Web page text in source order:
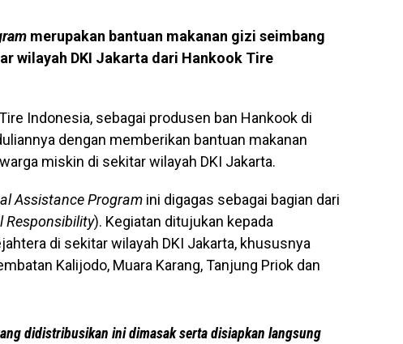
merupakan bantuan makanan gizi seimbang
wilayah DKI Jakarta dari Hankook Tire
Indonesia, sebagai produsen ban Hankook di
dengan memberikan bantuan makanan
miskin di sekitar wilayah DKI Jakarta.
Assistance Program ini digagas sebagai bagian dari
Responsibility). Kegiatan ditujukan kepada
di sekitar wilayah DKI Jakarta, khususnya
Kalijodo, Muara Karang, Tanjung Priok dan
didistribusikan ini dimasak serta disiapkan langsung